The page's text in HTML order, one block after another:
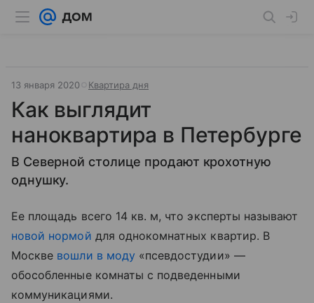
13 января 2020 Квартира дня
Как выглядит
наноквартира в Петербурге
В Северной столице продают крохотную
однушку.
Ее площадь всего 14 кв. м, что эксперты называют
новой нормой для однокомнатных квартир. В
Москве вошли в моду «псевдостудии» —
обособленные комнаты с подведенными
коммуникациями.